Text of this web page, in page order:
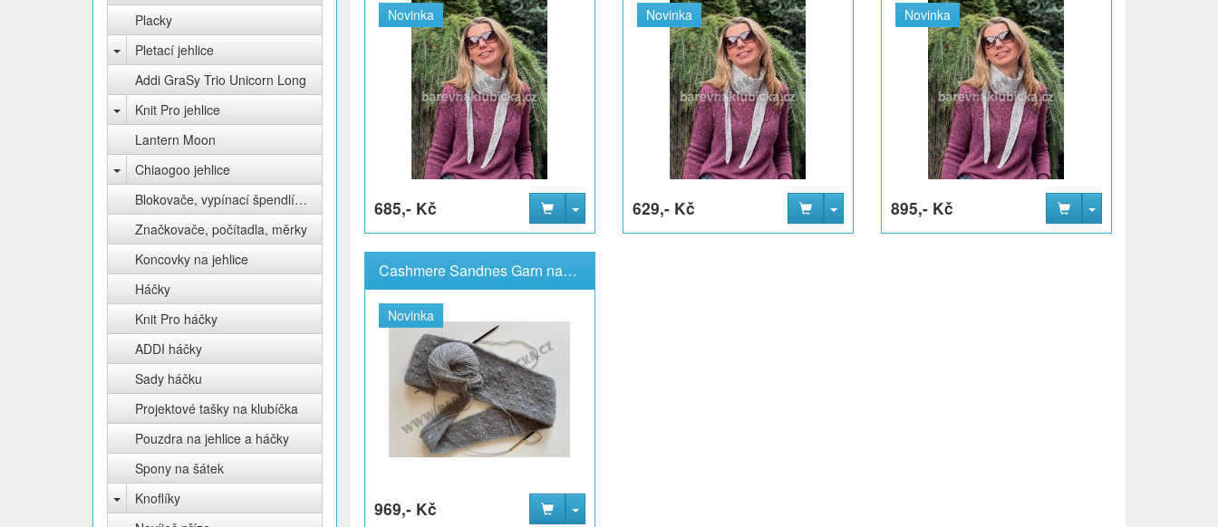
Placky
Pletací jehlice
Addi GraSy Trio Unicorn Long
Knit Pro jehlice
Lantern Moon
Chiaogoo jehlice
Blokovače, vypínací špendlíky Knit Pro
Značkovače, počítadla, měrky
Koncovky na jehlice
Háčky
Knit Pro háčky
ADDI háčky
Sady háčku
Projektové tašky na klubíčka
Pouzdra na jehlice a háčky
Spony na šátek
Knoflíky
Novinka
685,- Kč
Novinka
629,- Kč
Novinka
895,- Kč
Cashmere Sandnes Garn na šátek Freya 2 klubíčka
Novinka
969,- Kč